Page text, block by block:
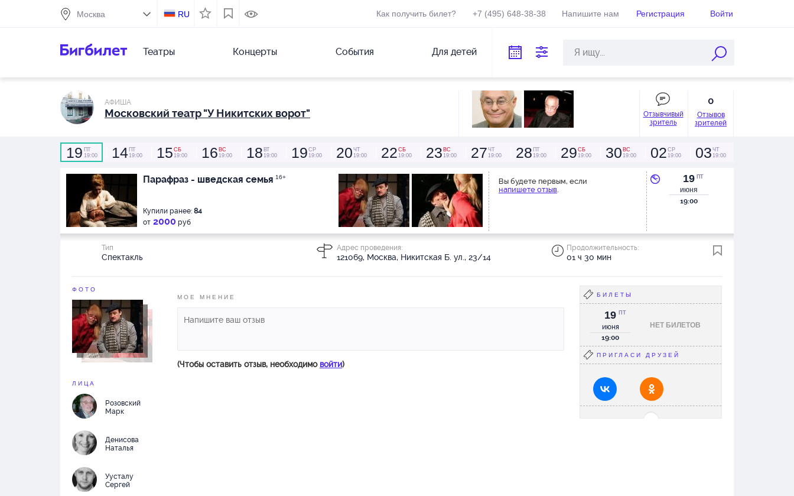
RU Как получить билет? +7 (495) 648-38-38 Напишите нам Регистрация Войти
Театры Концерты События Для детей
АФИША
Московский театр "У Никитских ворот"
Отзывчивый
зритель
0
Отзывов
зрителей
19 ПТ
19:00
14 ПТ
19:00
15 СБ
19:00
16 ВС
19:00
18 ВТ
19:00
19 СР
19:00
20 ЧТ
19:00
22 СБ
19:00
23 ВС
19:00
27 ЧТ
19:00
28 ПТ
19:00
29 СБ
19:00
30 ВС
19:00
02 СР
19:00
03 ЧТ
19:00
Парафраз - шведская семья 16+
Купили ранее: 84
от 2000 руб
Вы будете первым, если
напишете отзыв.
19 ПТ
июня
19:00
Тип
Спектакль
Адрес проведения:
121069, Москва, Никитская Б. ул., 23/14
Продолжительность:
01 ч 30 мин
ФОТО
ЛИЦА
Розовский
Марк
Денисова
Наталья
Уусталу
Сергей
МОЕ МНЕНИЕ
(Чтобы оставить отзыв, необходимо войти)
БИЛЕТЫ
НЕТ БИЛЕТОВ
19
июня
ПТ
19:00
ПРИГЛАСИ ДРУЗЕЙ